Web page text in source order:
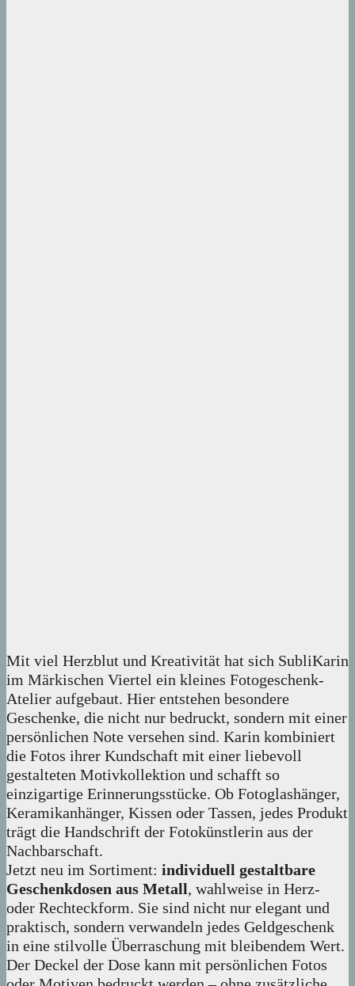
Mit viel Herzblut und Kreativität hat sich SubliKarin
im Märkischen Viertel ein kleines Fotogeschenk-
Atelier aufgebaut. Hier entstehen besondere
Geschenke, die nicht nur bedruckt, sondern mit einer
persönlichen Note versehen sind. Karin kombiniert
die Fotos ihrer Kundschaft mit einer liebevoll
gestalteten Motivkollektion und schafft so
einzigartige Erinnerungsstücke. Ob Fotoglashänger,
Keramikanhänger, Kissen oder Tassen, jedes Produkt
trägt die Handschrift der Fotokünstlerin aus der
Nachbarschaft.
Jetzt neu im Sortiment: individuell gestaltbare
Geschenkdosen aus Metall, wahlweise in Herz-
oder Rechteckform. Sie sind nicht nur elegant und
praktisch, sondern verwandeln jedes Geldgeschenk
in eine stilvolle Überraschung mit bleibendem Wert.
Der Deckel der Dose kann mit persönlichen Fotos